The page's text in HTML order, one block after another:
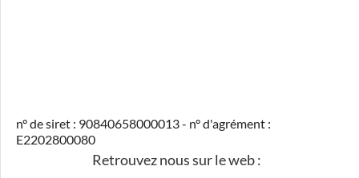
n° de siret : 90840658000013 - n° d'agrément :
E2202800080
Retrouvez nous sur le web :